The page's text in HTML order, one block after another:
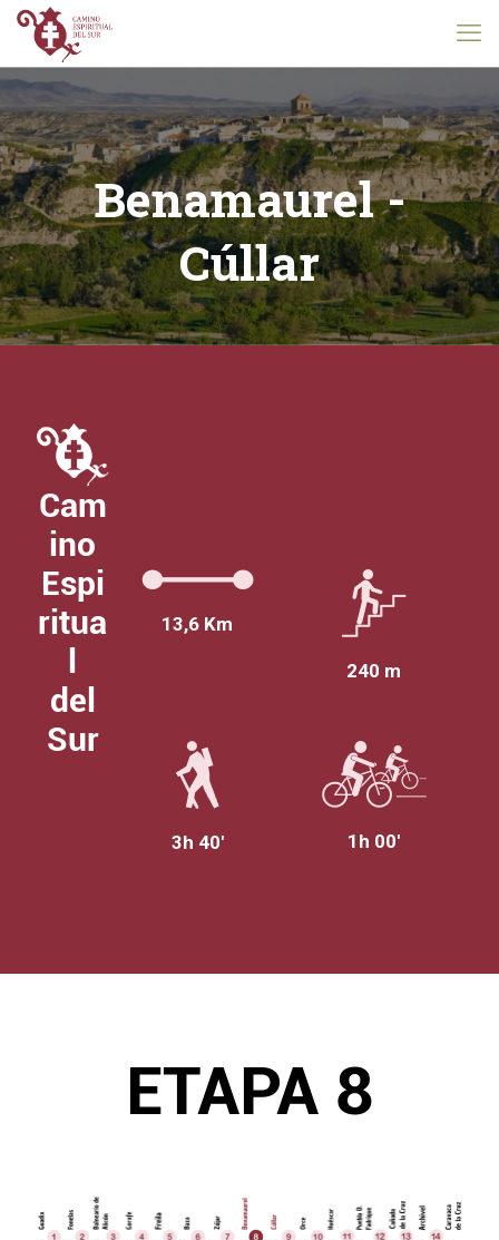
Benamaurel -
Cúllar
Cam
ino
Espi
ritua
del
Sur
13,6 Km
240 m
3h 40' 1h 00'
ETAPA 8